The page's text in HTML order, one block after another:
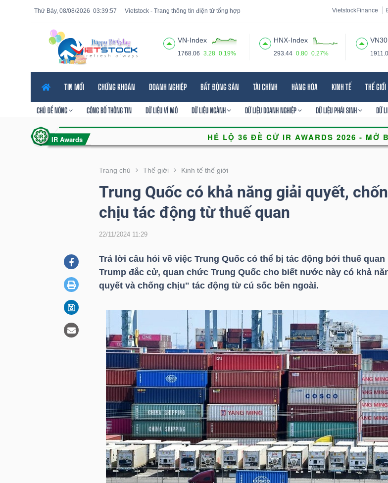
03:39:58
Thứ Bảy, 08/08/2026 Vietstock - Trang thông tin điện tử tổng hợp VietstockFinance
VN-Index
1768.06 3.28 0.19%
HNX-Index
293.44 0.80 0.27%
VN30
TIN MỚI CHỨNG KHOÁN DOANH NGHIỆP BẤT ĐỘNG SẢN TÀI CHÍNH HÀNG HÓA KINH TẾ THẾ GIỚI
CHỦ ĐỀ NÓNG CÔNG BỐ THÔNG TIN DỮ LIỆU VĨ MÔ DỮ LIỆU NGÀNH DỮ LIỆU DOANH NGHIỆP DỮ LIỆU PHÁI SINH DỮ
Trang chủ Thế giới Kinh tế thế giới
Trung Quốc có khả năng giải quyết,
chịu tác động từ thuế quan
22/11/2024 11:29
Trả lời câu hỏi về việc Trung Quốc có thể bị tác động bởi thuế quan
Trump đắc cử, quan chức Trung Quốc cho biết nước này có khả
quyết và chống chịu" tác động từ cú sốc bên ngoài.
Tính năng
năng
VIETSTOCK